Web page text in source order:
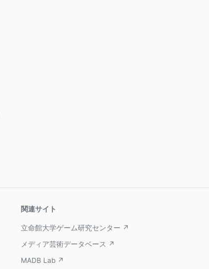
関連サイト
立命館大学ゲーム研究センター ↗
メディア芸術データベース ↗
MADB Lab ↗